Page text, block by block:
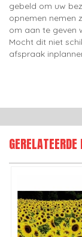
gebeld om uw
opnemen nemen
om aan te geven
Mocht dit niet
afspraak